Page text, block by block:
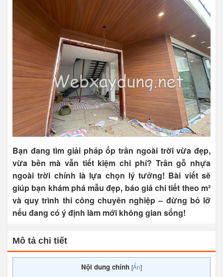
Bạn đang tìm giải pháp ốp trần ngoài trời vừa đẹp,
vừa bền mà vẫn tiết kiệm chi phí? Trần gỗ nhựa
ngoài trời chính là lựa chọn lý tưởng! Bài viết sẽ
giúp bạn khám phá mẫu đẹp, báo giá chi tiết theo m²
và quy trình thi công chuyên nghiệp – đừng bỏ lỡ
nếu đang có ý định làm mới không gian sống!
Mô tả chi tiết
Nội dung chính [Ẩn]